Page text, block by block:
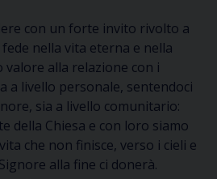
con un forte invito rivolto a
nella vita eterna e nella
alla relazione con i
a livello personale, sentendoci
sia a livello comunitario:
della Chiesa e con loro siamo
che non finisce, verso i cieli e
alla fine ci donerà.